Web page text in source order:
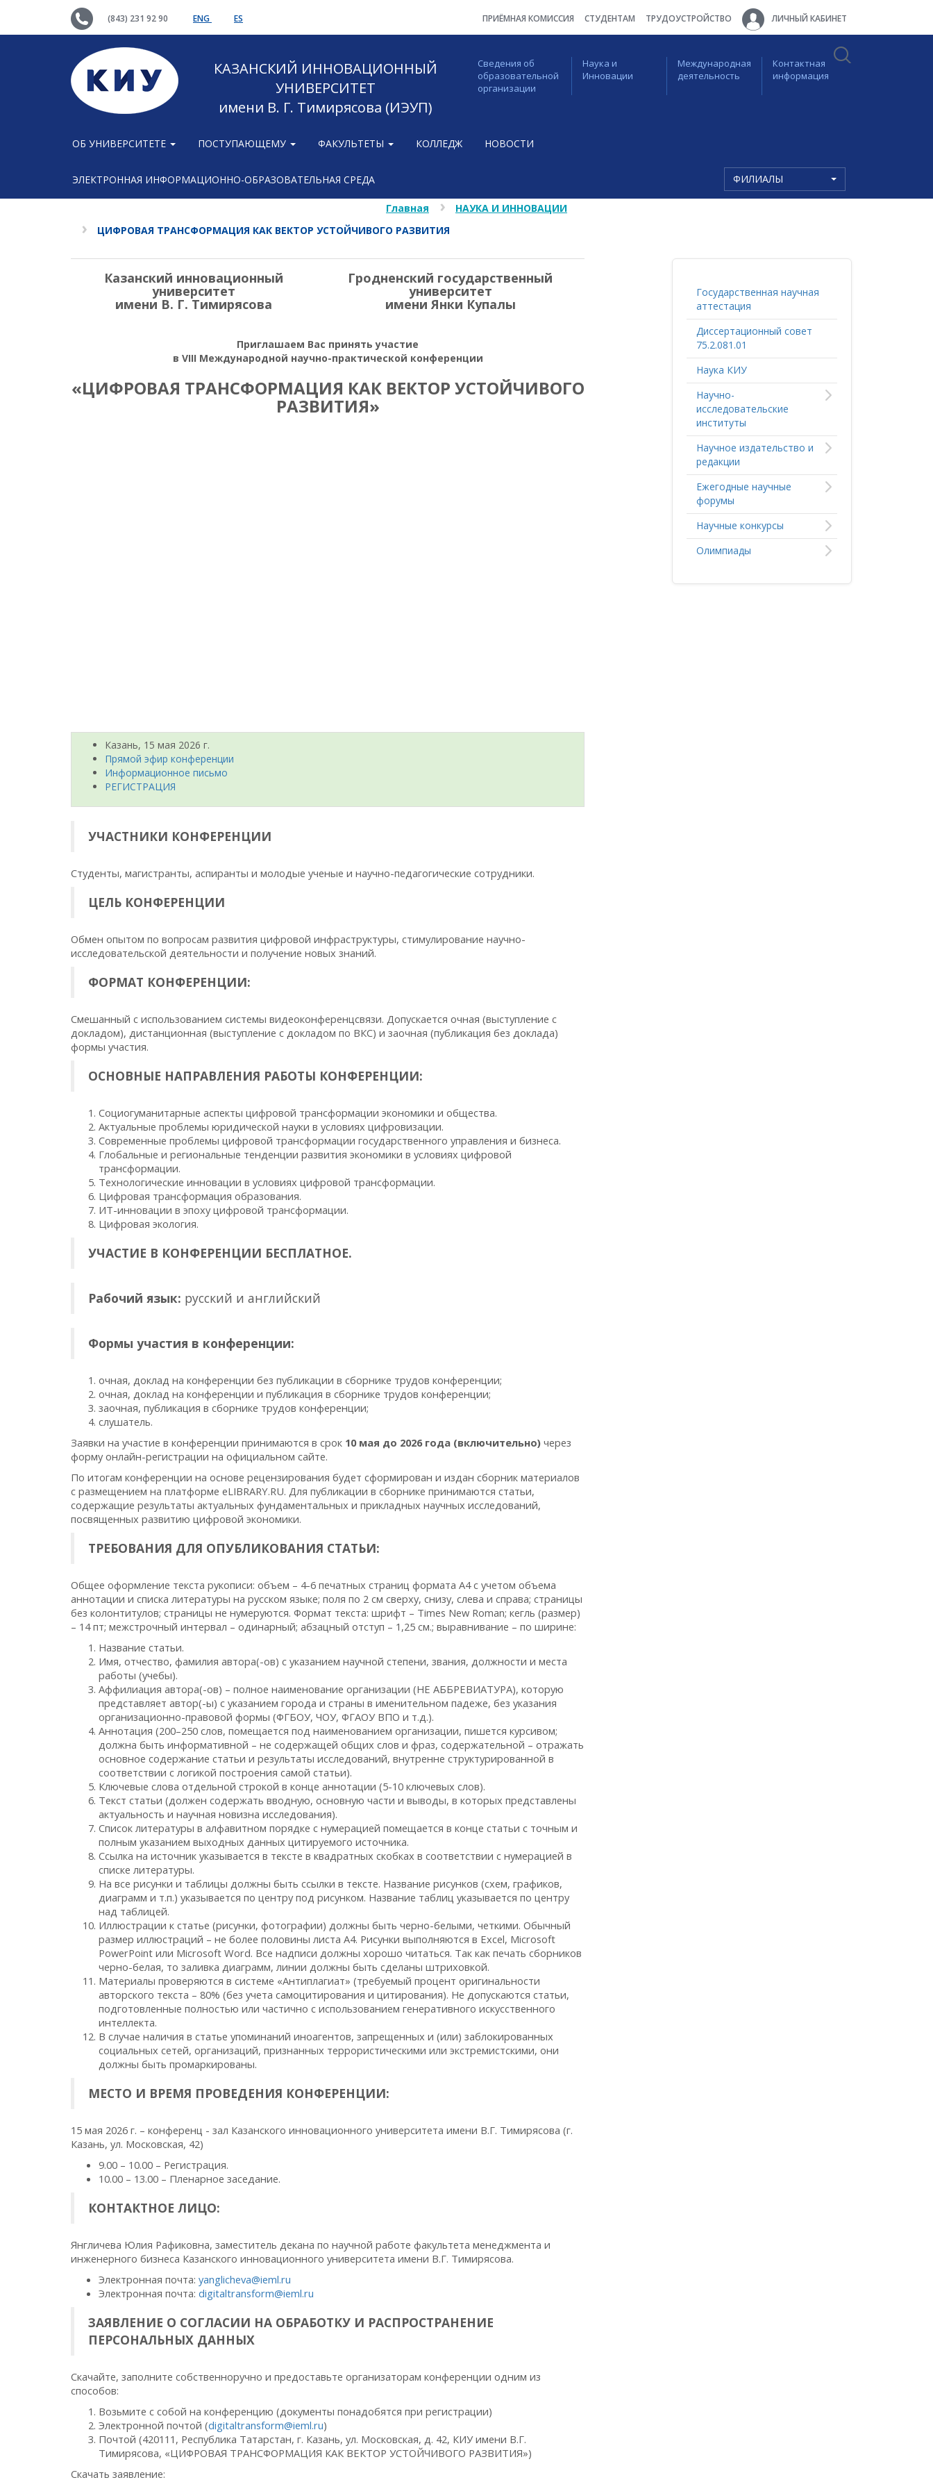
(843) 231 92 90 ENG ES ПРИЁМНАЯ КОМИССИЯ СТУДЕНТАМ ТРУДОУСТРОЙСТВО ЛИЧНЫЙ КАБИНЕТ
КАЗАНСКИЙ ИННОВАЦИОННЫЙ
УНИВЕРСИТЕТ
имени В. Г. Тимирясова (ИЭУП)
Сведения об
образовательной
организации
Наука и
Инновации
Международная
деятельность
Контактная
информация
ОБ УНИВЕРСИТЕТЕ ПОСТУПАЮЩЕМУ ФАКУЛЬТЕТЫ КОЛЛЕДЖ НОВОСТИ
ЭЛЕКТРОННАЯ ИНФОРМАЦИОННО-ОБРАЗОВАТЕЛЬНАЯ СРЕДА ФИЛИАЛЫ
Главная
НАУКА И ИННОВАЦИИ
ЦИФРОВАЯ ТРАНСФОРМАЦИЯ КАК ВЕКТОР УСТОЙЧИВОГО РАЗВИТИЯ
Казанский инновационный
университет
имени В. Г. Тимирясова
Гродненский государственный
университет
имени Янки Купалы
Приглашаем Вас принять участие
в VIII Международной научно-практической конференции
«ЦИФРОВАЯ ТРАНСФОРМАЦИЯ КАК ВЕКТОР УСТОЙЧИВОГО
РАЗВИТИЯ»
Казань, 15 мая 2026 г.
Прямой эфир конференции
Информационное письмо
РЕГИСТРАЦИЯ
УЧАСТНИКИ КОНФЕРЕНЦИИ
Студенты, магистранты, аспиранты и молодые ученые и научно-педагогические сотрудники.
ЦЕЛЬ КОНФЕРЕНЦИИ
Обмен опытом по вопросам развития цифровой инфраструктуры, стимулирование научно-
исследовательской деятельности и получение новых знаний.
ФОРМАТ КОНФЕРЕНЦИИ:
Смешанный с использованием системы видеоконференцсвязи. Допускается очная (выступление с
докладом), дистанционная (выступление с докладом по ВКС) и заочная (публикация без доклада)
формы участия.
ОСНОВНЫЕ НАПРАВЛЕНИЯ РАБОТЫ КОНФЕРЕНЦИИ:
Социогуманитарные аспекты цифровой трансформации экономики и общества.
Актуальные проблемы юридической науки в условиях цифровизации.
Современные проблемы цифровой трансформации государственного управления и бизнеса.
Глобальные и региональные тенденции развития экономики в условиях цифровой
трансформации.
Технологические инновации в условиях цифровой трансформации.
Цифровая трансформация образования.
ИТ-инновации в эпоху цифровой трансформации.
Цифровая экология.
УЧАСТИЕ В КОНФЕРЕНЦИИ БЕСПЛАТНОЕ.
Рабочий язык: русский и английский
Формы участия в конференции:
очная, доклад на конференции без публикации в сборнике трудов конференции;
очная, доклад на конференции и публикация в сборнике трудов конференции;
заочная, публикация в сборнике трудов конференции;
слушатель.
Заявки на участие в конференции принимаются в срок 10 мая до 2026 года (включительно) через
форму онлайн-регистрации на официальном сайте.
По итогам конференции на основе рецензирования будет сформирован и издан сборник материалов
с размещением на платформе eLIBRARY.RU. Для публикации в сборнике принимаются статьи,
содержащие результаты актуальных фундаментальных и прикладных научных исследований,
посвященных развитию цифровой экономики.
ТРЕБОВАНИЯ ДЛЯ ОПУБЛИКОВАНИЯ СТАТЬИ:
Общее оформление текста рукописи: объем – 4-6 печатных страниц формата А4 с учетом объема
аннотации и списка литературы на русском языке; поля по 2 см сверху, снизу, слева и справа; страницы
без колонтитулов; страницы не нумеруются. Формат текста: шрифт – Times New Roman; кегль (размер)
– 14 пт; межстрочный интервал – одинарный; абзацный отступ – 1,25 см.; выравнивание – по ширине:
Название статьи.
Имя, отчество, фамилия автора(-ов) с указанием научной степени, звания, должности и места
работы (учебы).
Аффилиация автора(-ов) – полное наименование организации (НЕ АББРЕВИАТУРА), которую
представляет автор(-ы) с указанием города и страны в именительном падеже, без указания
организационно-правовой формы (ФГБОУ, ЧОУ, ФГАОУ ВПО и т.д.).
Аннотация (200–250 слов, помещается под наименованием организации, пишется курсивом;
должна быть информативной – не содержащей общих слов и фраз, содержательной – отражать
основное содержание статьи и результаты исследований, внутренне структурированной в
соответствии с логикой построения самой статьи).
Ключевые слова отдельной строкой в конце аннотации (5-10 ключевых слов).
Текст статьи (должен содержать вводную, основную части и выводы, в которых представлены
актуальность и научная новизна исследования).
Список литературы в алфавитном порядке с нумерацией помещается в конце статьи с точным и
полным указанием выходных данных цитируемого источника.
Ссылка на источник указывается в тексте в квадратных скобках в соответствии с нумерацией в
списке литературы.
На все рисунки и таблицы должны быть ссылки в тексте. Название рисунков (схем, графиков,
диаграмм и т.п.) указывается по центру под рисунком. Название таблиц указывается по центру
над таблицей.
Иллюстрации к статье (рисунки, фотографии) должны быть черно-белыми, четкими. Обычный
размер иллюстраций – не более половины листа А4. Рисунки выполняются в Excel, Microsoft
PowerPoint или Microsoft Word. Все надписи должны хорошо читаться. Так как печать сборников
черно-белая, то заливка диаграмм, линии должны быть сделаны штриховкой.
Материалы проверяются в системе «Антиплагиат» (требуемый процент оригинальности
авторского текста – 80% (без учета самоцитирования и цитирования). Не допускаются статьи,
подготовленные полностью или частично с использованием генеративного искусственного
интеллекта.
В случае наличия в статье упоминаний иноагентов, запрещенных и (или) заблокированных
социальных сетей, организаций, признанных террористическими или экстремистскими, они
должны быть промаркированы.
МЕСТО И ВРЕМЯ ПРОВЕДЕНИЯ КОНФЕРЕНЦИИ:
15 мая 2026 г. – конференц - зал Казанского инновационного университета имени В.Г. Тимирясова (г.
Казань, ул. Московская, 42)
9.00 – 10.00 – Регистрация.
10.00 – 13.00 – Пленарное заседание.
КОНТАКТНОЕ ЛИЦО:
Янгличева Юлия Рафиковна, заместитель декана по научной работе факультета менеджмента и
инженерного бизнеса Казанского инновационного университета имени В.Г. Тимирясова.
Электронная почта: yanglicheva@ieml.ru
Электронная почта: digitaltransform@ieml.ru
ЗАЯВЛЕНИЕ О СОГЛАСИИ НА ОБРАБОТКУ И РАСПРОСТРАНЕНИЕ
ПЕРСОНАЛЬНЫХ ДАННЫХ
Скачайте, заполните собственноручно и предоставьте организаторам конференции одним из
способов:
Возьмите с собой на конференцию (документы понадобятся при регистрации)
Электронной почтой (digitaltransform@ieml.ru)
Почтой (420111, Республика Татарстан, г. Казань, ул. Московская, д. 42, КИУ имени В.Г.
Тимирясова, «ЦИФРОВАЯ ТРАНСФОРМАЦИЯ КАК ВЕКТОР УСТОЙЧИВОГО РАЗВИТИЯ»)
Скачать заявление:
Государственная научная
аттестация
Диссертационный совет
75.2.081.01
Наука КИУ
Научно-
исследовательские
институты
Научное издательство и
редакции
Ежегодные научные
форумы
Научные конкурсы
Олимпиады